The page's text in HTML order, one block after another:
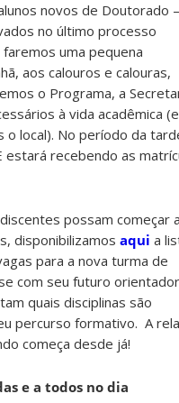
novos de Doutorado –
no último processo
uma pequena
aos calouros e calouras,
o Programa, a
à vida acadêmica
o local). No período da
estará recebendo as
possam começar a
disponibilizamosaqui a
para a nova turma de
com seu futuro
quais disciplinas são
percurso formativo. A
começa desde já!
e a todos no dia